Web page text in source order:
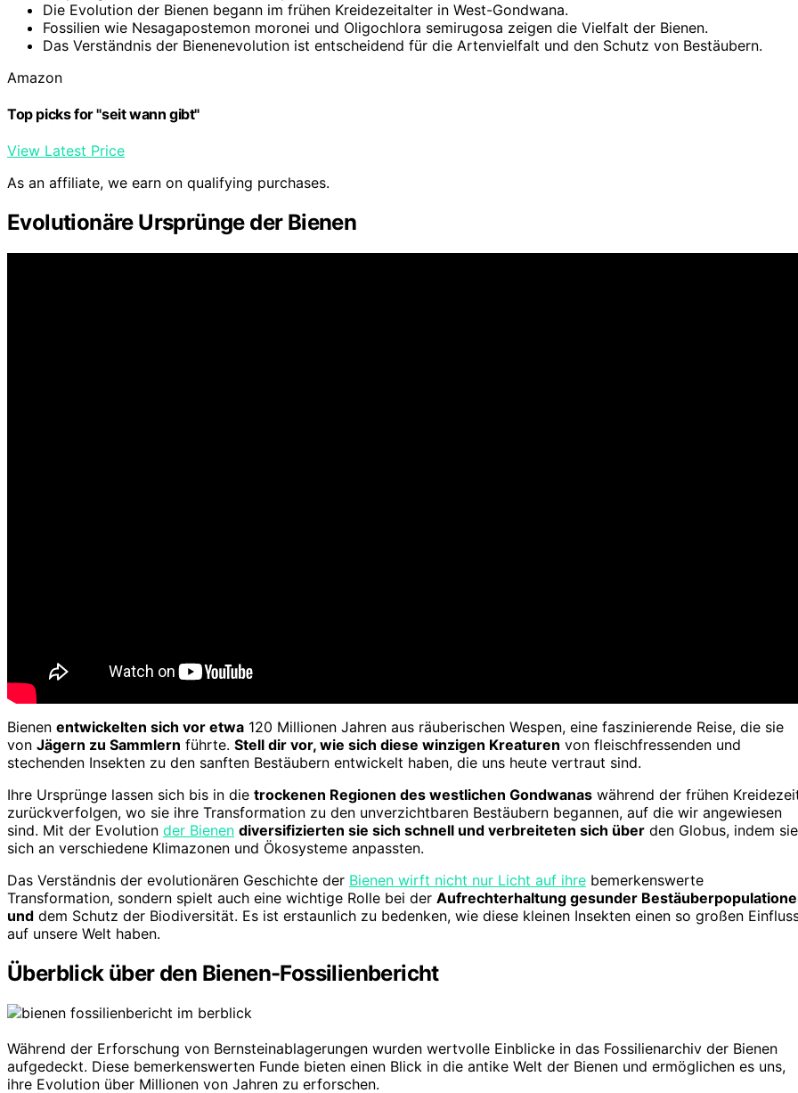
Die Evolution der Bienen begann im frühen Kreidezeitalter in West-Gondwana.
Fossilien wie Nesagapostemon moronei und Oligochlora semirugosa zeigen die Vielfalt der Bienen.
Das Verständnis der Bienenevolution ist entscheidend für die Artenvielfalt und den Schutz von Bestäubern.
Amazon
Top picks for "seit wann gibt"
View Latest Price
As an affiliate, we earn on qualifying purchases.
Evolutionäre Ursprünge der Bienen
Bienen entwickelten sich vor etwa 120 Millionen Jahren aus räuberischen Wespen, eine faszinierende Reise, die sie
von Jägern zu Sammlern führte. Stell dir vor, wie sich diese winzigen Kreaturen von fleischfressenden und
stechenden Insekten zu den sanften Bestäubern entwickelt haben, die uns heute vertraut sind.
Ihre Ursprünge lassen sich bis in die trockenen Regionen des westlichen Gondwanas während der frühen
zurückverfolgen, wo sie ihre Transformation zu den unverzichtbaren Bestäubern begannen, auf die wir angewiesen
sind. Mit der Evolution der Bienen diversifizierten sie sich schnell und verbreiteten sich über den Globus, indem sie
sich an verschiedene Klimazonen und Ökosysteme anpassten.
Das Verständnis der evolutionären Geschichte der Bienen wirft nicht nur Licht auf ihre bemerkenswerte
Transformation, sondern spielt auch eine wichtige Rolle bei der Aufrechterhaltung gesunder
und dem Schutz der Biodiversität. Es ist erstaunlich zu bedenken, wie diese kleinen Insekten einen so großen
auf unsere Welt haben.
Überblick über den Bienen-Fossilienbericht
Während der Erforschung von Bernsteinablagerungen wurden wertvolle Einblicke in das Fossilienarchiv der Bienen
aufgedeckt. Diese bemerkenswerten Funde bieten einen Blick in die antike Welt der Bienen und ermöglichen es uns,
ihre Evolution über Millionen von Jahren zu erforschen.